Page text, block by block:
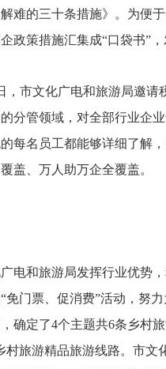
难的三十条措施》。为便
政策措施汇集成“口袋书”
市文化广电和旅游局邀请
分管领域，对全部行业企
每名员工都能够详细了解
盖、万人助万企全覆盖。
和旅游局发挥行业优势，
免门票、促消费”活动，努
确定了4个主题共6条乡村
村旅游精品旅游线路。市文